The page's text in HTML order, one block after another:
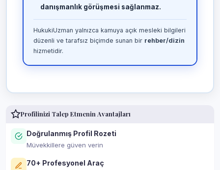
danışmanlık görüşmesi sağlanmaz.
HukukiUzman yalnızca kamuya açık mesleki bilgileri
düzenli ve tarafsız biçimde sunan bir rehber/dizin
hizmetidir.
Profilinizi Talep Etmenin Avantajları
Doğrulanmış Profil Rozeti
Müvekkillere güven verin
70+ Profesyonel Araç